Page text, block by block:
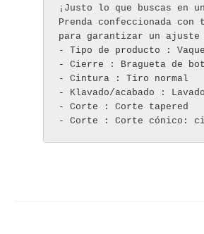
¡Justo lo que buscas en
Prenda confeccionada
para garantizar un
- Tipo de producto :
- Cierre : Bragueta de
- Cintura : Tiro normal
- Klavado/acabado :
- Corte : Corte tapered
- Corte : Corte cónico: